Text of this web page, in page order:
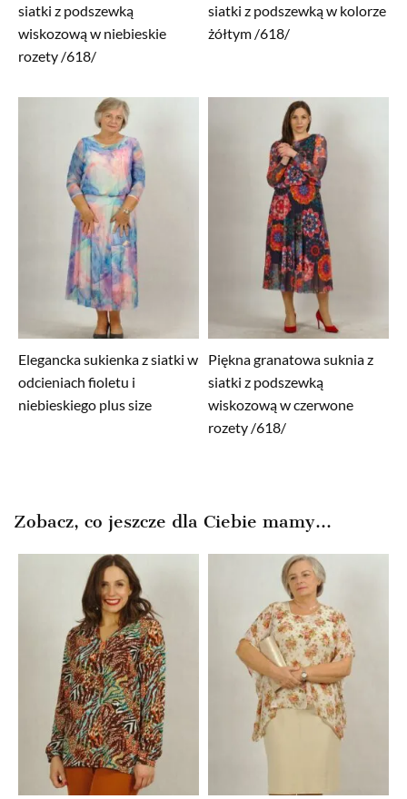
siatki z podszewką
wiskozową w niebieskie
rozety /618/
siatki z podszewką w kolorze
żółtym /618/
Elegancka sukienka z siatki w
odcieniach fioletu i
niebieskiego plus size
Piękna granatowa suknia z
siatki z podszewką
wiskozową w czerwone
rozety /618/
Zobacz, co jeszcze dla Ciebie mamy...